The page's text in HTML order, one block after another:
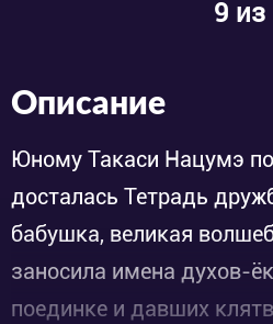
9 из
Описание
Юному Такаси Нацумэ
досталась Тетрадь
бабушка, великая
заносила имена духов-
поединке и давших